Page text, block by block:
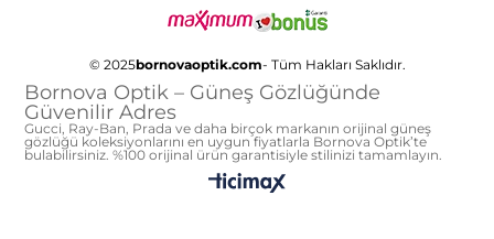
© 2025bornovaoptik.com- Tüm Hakları Saklıdır.
Bornova Optik – Güneş Gözlüğünde
Güvenilir Adres
Gucci, Ray-Ban, Prada ve daha birçok markanın orijinal güneş
gözlüğü koleksiyonlarını en uygun fiyatlarla Bornova Optik’te
bulabilirsiniz. %100 orijinal ürün garantisiyle stilinizi tamamlayın.